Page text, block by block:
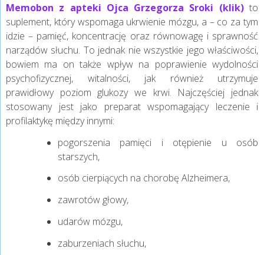
Memobon z apteki Ojca Grzegorza Sroki (klik)to
suplement, który wspomaga ukrwienie mózgu, a – co za tym
idzie – pamięć, koncentrację oraz równowagę i sprawność
narządów słuchu. To jednak nie wszystkie jego właściwości,
bowiem ma on także wpływ na poprawienie wydolności
psychofizycznej, witalności, jak również utrzymuje
prawidłowy poziom glukozy we krwi. Najczęściej jednak
stosowany jest jako preparat wspomagający leczenie i
profilaktykę między innymi:
pogorszenia pamięci i otępienie u osób
starszych,
osób cierpiących na chorobę Alzheimera,
zawrotów głowy,
udarów mózgu,
zaburzeniach słuchu,